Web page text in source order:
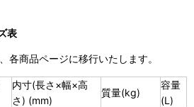
表
各商品ページに移行いたします。
内寸(長さ×幅×高
さ) (mm)
質量(kg)
容量
(L)